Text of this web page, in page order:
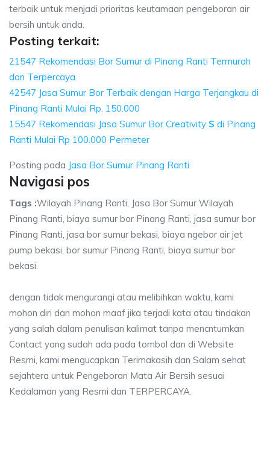
terbaik untuk menjadi prioritas keutamaan pengeboran air
bersih untuk anda.
Posting terkait:
21547 Rekomendasi Bor Sumur di Pinang Ranti Termurah
dan Terpercaya
42547 Jasa Sumur Bor Terbaik dengan Harga Terjangkau di
Pinang Ranti Mulai Rp. 150.000
15547 Rekomendasi Jasa Sumur Bor Creativity S di Pinang
Ranti Mulai Rp 100.000 Permeter
Posting pada Jasa Bor Sumur Pinang Ranti
Navigasi pos
Tags :Wilayah Pinang Ranti, Jasa Bor Sumur Wilayah
Pinang Ranti, biaya sumur bor Pinang Ranti, jasa sumur bor
Pinang Ranti, jasa bor sumur bekasi, biaya ngebor air jet
pump bekasi, bor sumur Pinang Ranti, biaya sumur bor
bekasi.
dengan tidak mengurangi atau melibihkan waktu, kami
mohon diri dan mohon maaf jika terjadi kata atau tindakan
yang salah dalam penulisan kalimat tanpa mencntumkan
Contact yang sudah ada pada tombol dan di Website
Resmi, kami mengucapkan Terimakasih dan Salam sehat
sejahtera untuk Pengeboran Mata Air Bersih sesuai
Kedalaman yang Resmi dan TERPERCAYA.